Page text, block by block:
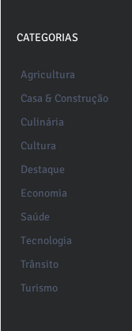
CATEGORIAS
Agricultura
Casa & Construção
Culinária
Cultura
Destaque
Economia
Saúde
Tecnologia
Trânsito
Turismo